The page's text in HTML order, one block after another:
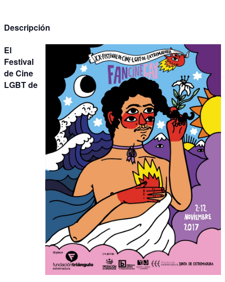
Descripción
El
Festival
de Cine
LGBT de